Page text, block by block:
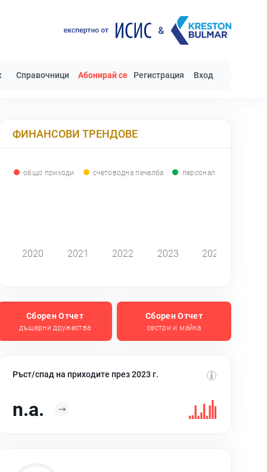
Справочници Абонирай се Регистрация Вход
ФИНАНСОВИ ТРЕНДОВЕ
общо приходи счетоводна печалба персонал
2020 2021 2022 2023 2024
Сборен Отчет
дъщерни дружества
Сборен Отчет
сестри и майка
Ръст/спад на приходите през 2023 г.
n.a.